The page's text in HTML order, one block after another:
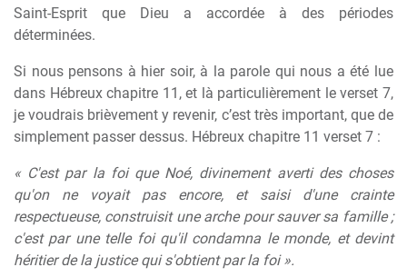
Saint-Esprit que Dieu a accordée à des périodes
déterminées.
Si nous pensons à hier soir, à la parole qui nous a été lue
dans Hébreux chapitre 11, et là particulièrement le verset 7,
je voudrais brièvement y revenir, c’est très important, que de
simplement passer dessus. Hébreux chapitre 11 verset 7 :
« C'est par la foi que Noé, divinement averti des choses
qu'on ne voyait pas encore, et saisi d'une crainte
respectueuse, construisit une arche pour sauver sa famille ;
c'est par une telle foi qu'il condamna le monde, et devint
héritier de la justice qui s'obtient par la foi ».